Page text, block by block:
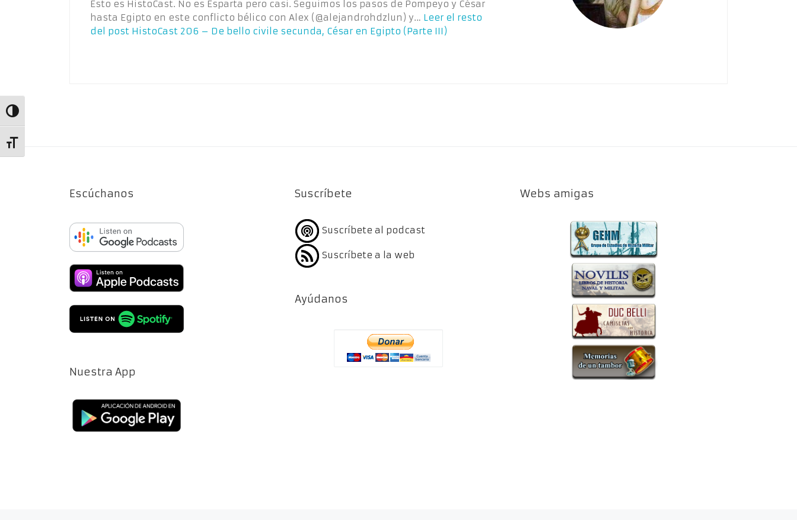
Alternar alto contraste
Alternar tamaño de letra
Esto es HistoCast. No es Esparta pero casi. Seguimos los pasos de Pompeyo y César
hasta Egipto en este conflicto bélico con Alex (@alejandrohdzlun) y… Leer el resto
del post HistoCast 206 – De bello civile secunda, César en Egipto (Parte III)
Escúchanos
Nuestra App
Suscríbete
Suscríbete al podcast
Suscríbete a la web
Ayúdanos
Webs amigas